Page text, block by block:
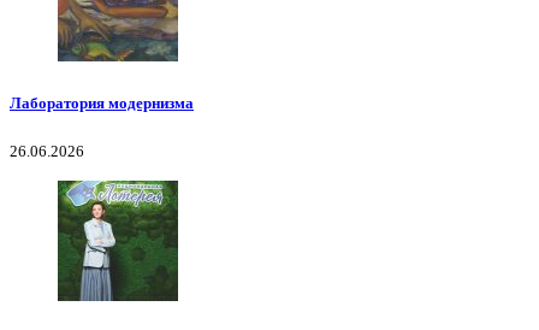
Лаборатория модернизма
26.06.2026